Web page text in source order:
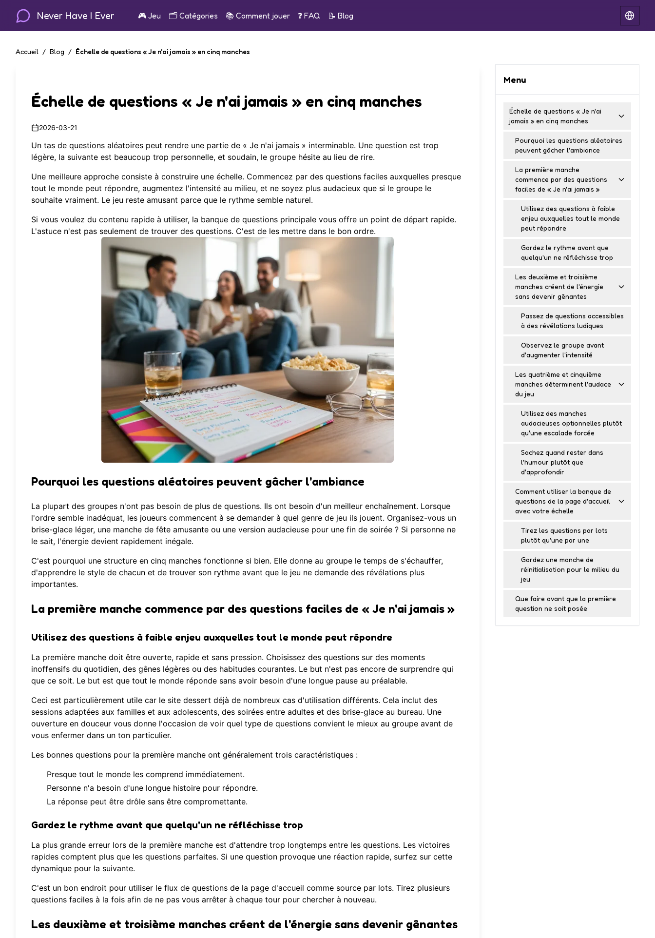
Never Have I Ever 🎮Jeu 🗂️Catégories 📚Comment jouer ❓ FAQ 📝Blog
Accueil / Blog / Échelle de questions « Je n'ai jamais » en cinq manches
Échelle de questions « Je n'ai jamais » en cinq manches
2026-03-21
Un tas de questions aléatoires peut rendre une partie de « Je n'ai jamais » interminable. Une question est trop
légère, la suivante est beaucoup trop personnelle, et soudain, le groupe hésite au lieu de rire.
Une meilleure approche consiste à construire une échelle. Commencez par des questions faciles auxquelles presque
tout le monde peut répondre, augmentez l'intensité au milieu, et ne soyez plus audacieux que si le groupe le
souhaite vraiment. Le jeu reste amusant parce que le rythme semble naturel.
Si vous voulez du contenu rapide à utiliser, la banque de questions principale vous offre un point de départ rapide.
L'astuce n'est pas seulement de trouver des questions. C'est de les mettre dans le bon ordre.
Pourquoi les questions aléatoires peuvent gâcher l'ambiance
La plupart des groupes n'ont pas besoin de plus de questions. Ils ont besoin d'un meilleur enchaînement. Lorsque
l'ordre semble inadéquat, les joueurs commencent à se demander à quel genre de jeu ils jouent. Organisez-vous un
brise-glace léger, une manche de fête amusante ou une version audacieuse pour une fin de soirée ? Si personne ne
le sait, l'énergie devient rapidement inégale.
C'est pourquoi une structure en cinq manches fonctionne si bien. Elle donne au groupe le temps de s'échauffer,
d'apprendre le style de chacun et de trouver son rythme avant que le jeu ne demande des révélations plus
importantes.
La première manche commence par des questions faciles de « Je n'ai jamais »
Utilisez des questions à faible enjeu auxquelles tout le monde peut répondre
La première manche doit être ouverte, rapide et sans pression. Choisissez des questions sur des moments
inoffensifs du quotidien, des gênes légères ou des habitudes courantes. Le but n'est pas encore de surprendre qui
que ce soit. Le but est que tout le monde réponde sans avoir besoin d'une longue pause au préalable.
Ceci est particulièrement utile car le site dessert déjà de nombreux cas d'utilisation différents. Cela inclut des
sessions adaptées aux familles et aux adolescents, des soirées entre adultes et des brise-glace au bureau. Une
ouverture en douceur vous donne l'occasion de voir quel type de questions convient le mieux au groupe avant de
vous enfermer dans un ton particulier.
Les bonnes questions pour la première manche ont généralement trois caractéristiques :
Presque tout le monde les comprend immédiatement.
Personne n'a besoin d'une longue histoire pour répondre.
La réponse peut être drôle sans être compromettante.
Gardez le rythme avant que quelqu'un ne réfléchisse trop
La plus grande erreur lors de la première manche est d'attendre trop longtemps entre les questions. Les victoires
rapides comptent plus que les questions parfaites. Si une question provoque une réaction rapide, surfez sur cette
dynamique pour la suivante.
C'est un bon endroit pour utiliser le flux de questions de la page d'accueil comme source par lots. Tirez plusieurs
questions faciles à la fois afin de ne pas vous arrêter à chaque tour pour chercher à nouveau.
Les deuxième et troisième manches créent de l'énergie sans devenir gênantes
Menu
Échelle de questions « Je n'ai
jamais » en cinq manches
Pourquoi les questions aléatoires
peuvent gâcher l'ambiance
La première manche
commence par des questions
faciles de « Je n'ai jamais »
Utilisez des questions à faible
enjeu auxquelles tout le monde
peut répondre
Gardez le rythme avant que
quelqu'un ne réfléchisse trop
Les deuxième et troisième
manches créent de l'énergie
sans devenir gênantes
Passez de questions accessibles
à des révélations ludiques
Observez le groupe avant
d'augmenter l'intensité
Les quatrième et cinquième
manches déterminent l'audace
du jeu
Utilisez des manches
audacieuses optionnelles plutôt
qu'une escalade forcée
Sachez quand rester dans
l'humour plutôt que
d'approfondir
Comment utiliser la banque de
questions de la page d'accueil
avec votre échelle
Tirez les questions par lots
plutôt qu'une par une
Gardez une manche de
réinitialisation pour le milieu du
jeu
Que faire avant que la première
question ne soit posée